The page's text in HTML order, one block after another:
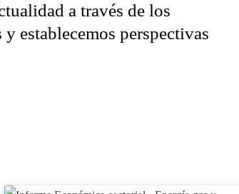
a través de los
establecemos perspectivas